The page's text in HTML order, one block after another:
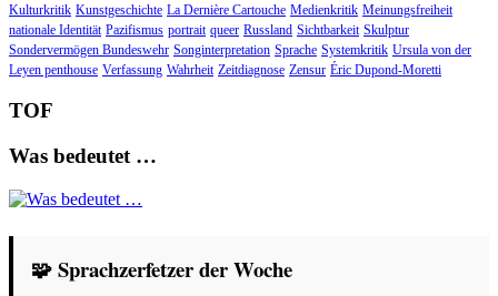
Kulturkritik Kunstgeschichte La Dernière Cartouche Medienkritik Meinungsfreiheit
nationale Identität Pazifismus portrait queer Russland Sichtbarkeit Skulptur
Sondervermögen Bundeswehr Songinterpretation Sprache Systemkritik Ursula von der
Leyen penthouse Verfassung Wahrheit Zeitdiagnose Zensur Éric Dupond-Moretti
TOF
Was bedeutet …
🧩 Sprachzerfetzer der Woche